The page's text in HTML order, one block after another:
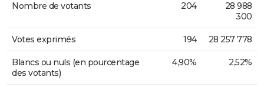
Nombre de votants 204
28 988
300
Votes exprimés 194 28 257 778
Blancs ou nuls (en pourcentage
des votants)
4,90% 2,52%